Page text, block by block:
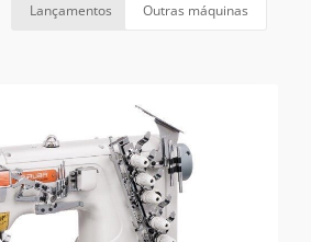
Lançamentos Outras máquinas